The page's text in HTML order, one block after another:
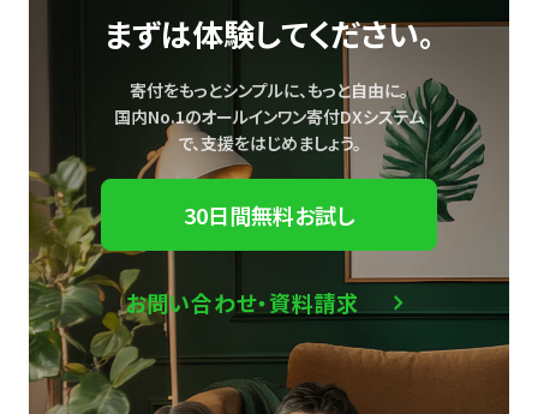
まずは体験してください。
寄付をもっとシンプルに、もっと自由に。
国内No.1のオールインワン寄付DXシステム
で、支援をはじめましょう。
30日間無料お試し
お問い合わせ・資料請求